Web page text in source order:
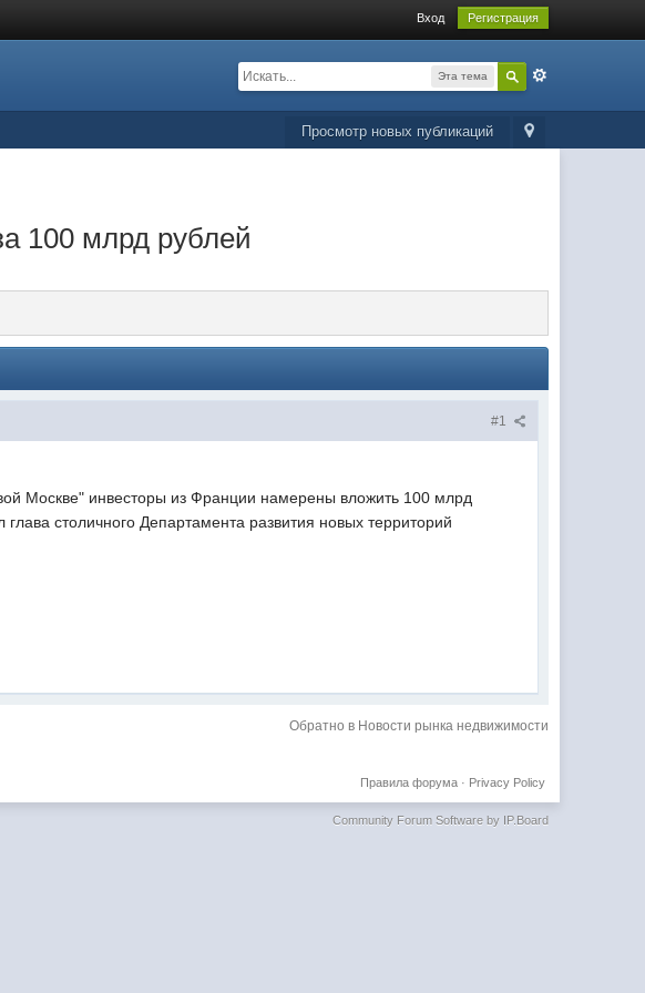
Вход Регистрация
Эта тема
Просмотр новых публикаций
100 млрд рублей
#1
Москве" инвесторы из Франции намерены вложить 100 млрд
столичного Департамента развития новых территорий
Обратно в Новости рынка недвижимости
Privacy Policy
Правила форума·
Community Forum Software by IP.Board